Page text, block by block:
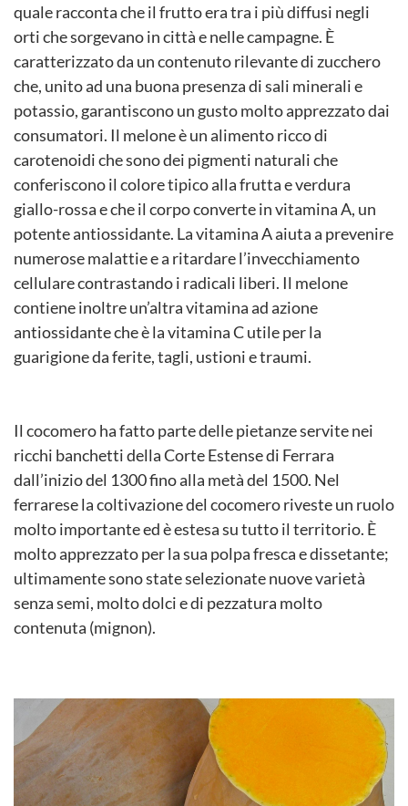
quale racconta che il frutto era tra i più diffusi negli
orti che sorgevano in città e nelle campagne. È
caratterizzato da un contenuto rilevante di zucchero
che, unito ad una buona presenza di sali minerali e
potassio, garantiscono un gusto molto apprezzato dai
consumatori. Il melone è un alimento ricco di
carotenoidi che sono dei pigmenti naturali che
conferiscono il colore tipico alla frutta e verdura
giallo-rossa e che il corpo converte in vitamina A, un
potente antiossidante. La vitamina A aiuta a prevenire
numerose malattie e a ritardare l’invecchiamento
cellulare contrastando i radicali liberi. Il melone
contiene inoltre un’altra vitamina ad azione
antiossidante che è la vitamina C utile per la
guarigione da ferite, tagli, ustioni e traumi.
Il cocomero ha fatto parte delle pietanze servite nei
ricchi banchetti della Corte Estense di Ferrara
dall’inizio del 1300 fino alla metà del 1500. Nel
ferrarese la coltivazione del cocomero riveste un ruolo
molto importante ed è estesa su tutto il territorio. È
molto apprezzato per la sua polpa fresca e dissetante;
ultimamente sono state selezionate nuove varietà
senza semi, molto dolci e di pezzatura molto
contenuta (mignon).